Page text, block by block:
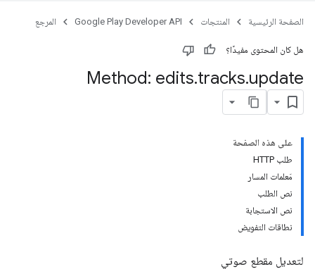
الصفحة الرئيسية المنتجات Google Play Developer API المرجع
هل كان المحتوى مفيدًا؟
Method: edits.tracks.update
على هذه الصفحة
طلب HTTP
مَعلمات المسار
نص الطلب
نص الاستجابة
نطاقات التفويض
لتعديل مقطع صوتي